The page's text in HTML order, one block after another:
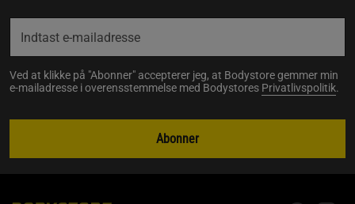
Ved at klikke på "Abonner" accepterer jeg, at Bodystore gemmer min
e-mailadresse i overensstemmelse med Bodystores Privatlivspolitik.
Abonner